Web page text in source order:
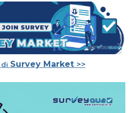
di Survey Market >>